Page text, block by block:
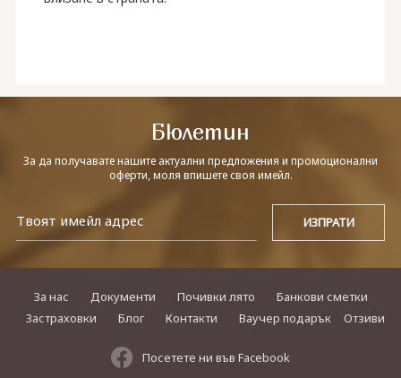
Бюлетин
За да получавате нашите актуални предложения и промоционални
оферти, моля впишете своя имейл.
За нас Документи Почивки лято
Банкови сметки
Застраховки
Блог Контакти Ваучер подарък Отзиви
Посетете ни във Facebook